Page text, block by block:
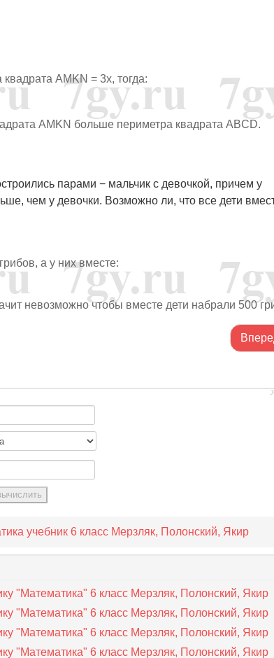
AMKN = 3x, тогда:
AMKN больше периметра квадрата ABCD.
парами − мальчик с девочкой, причем у
чем у девочки. Возможно ли, что все дети
а у них вместе:
невозможно чтобы вместе дети набрали 500
учебник 6 класс Мерзляк, Полонский, Якир
"Математика" 6 класс Мерзляк, Полонский, Якир
"Математика" 6 класс Мерзляк, Полонский, Якир
"Математика" 6 класс Мерзляк, Полонский, Якир
"Математика" 6 класс Мерзляк, Полонский, Якир